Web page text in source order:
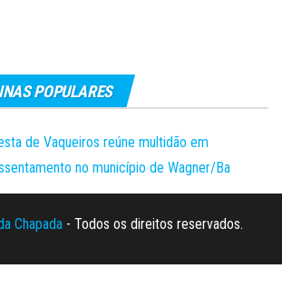
POPULARES
de Vaqueiros reúne multidão em
no município de Wagner/Ba
Chapada- Todos os direitos reservados.